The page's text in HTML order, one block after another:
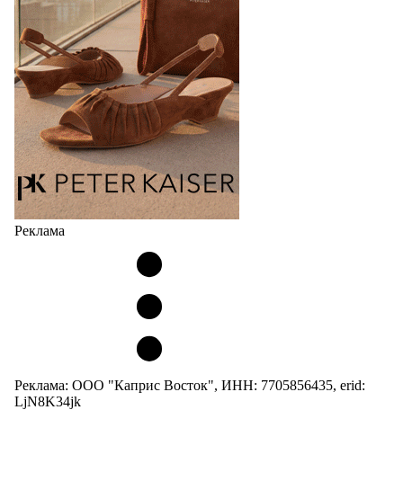
Реклама
Реклама: ООО "Каприс Восток", ИНН: 7705856435, erid:
LjN8K34jk